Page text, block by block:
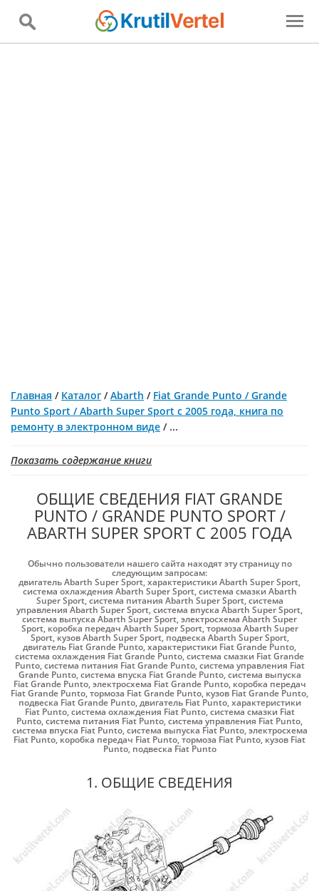
Главная / Каталог /Abarth / Fiat Grande Punto / Grande
Punto Sport / Abarth Super Sport с 2005 года, книга по
ремонту в электронном виде / ...
Показать содержание книги
ОБЩИЕ СВЕДЕНИЯ FIAT GRANDE
PUNTO / GRANDE PUNTO SPORT /
ABARTH SUPER SPORT С 2005 ГОДА
Обычно пользователи нашего сайта находят эту страницу по
следующим запросам:
двигатель Abarth Super Sport,характеристики Abarth Super Sport,
система охлаждения Abarth Super Sport,система смазки Abarth
Super Sport,система питания Abarth Super Sport,система
управления Abarth Super Sport,система впуска Abarth Super Sport,
система выпуска Abarth Super Sport,электросхема Abarth Super
Sport, коробка передач Abarth Super Sport,тормоза Abarth Super
Sport, кузов Abarth Super Sport,подвеска Abarth Super Sport,
двигатель Fiat Grande Punto,характеристики Fiat Grande Punto,
система охлаждения Fiat Grande Punto,система смазки Fiat Grande
Punto,система питания Fiat Grande Punto,система управления Fiat
Grande Punto,система впуска Fiat Grande Punto,система выпуска
Fiat Grande Punto,электросхема Fiat Grande Punto, коробка передач
Fiat Grande Punto,тормоза Fiat Grande Punto, кузов Fiat Grande Punto,
подвеска Fiat Grande Punto,двигатель Fiat Punto,характеристики
Fiat Punto,система охлаждения Fiat Punto,система смазки Fiat
Punto,система питания Fiat Punto,система управления Fiat Punto,
система впуска Fiat Punto,система выпуска Fiat Punto,электросхема
Fiat Punto,коробка передач Fiat Punto,тормоза Fiat Punto, кузов Fiat
Punto, подвеска Fiat Punto
1. ОБЩИЕ СВЕДЕНИЯ